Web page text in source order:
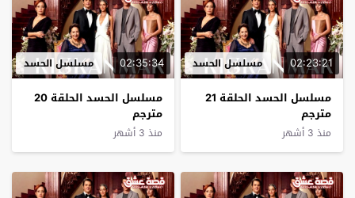
02:23:21 مسلسل الحسد
مسلسل الحسد الحلقة 21
مترجم
منذ 3 أشهر
02:35:34 مسلسل الحسد
مسلسل الحسد الحلقة 20
مترجم
منذ 3 أشهر